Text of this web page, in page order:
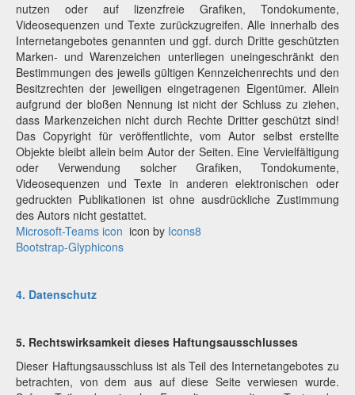
nutzen oder auf lizenzfreie Grafiken, Tondokumente,
Videosequenzen und Texte zurückzugreifen. Alle innerhalb des
Internetangebotes genannten und ggf. durch Dritte geschützten
Marken- und Warenzeichen unterliegen uneingeschränkt den
Bestimmungen des jeweils gültigen Kennzeichenrechts und den
Besitzrechten der jeweiligen eingetragenen Eigentümer. Allein
aufgrund der bloßen Nennung ist nicht der Schluss zu ziehen,
dass Markenzeichen nicht durch Rechte Dritter geschützt sind!
Das Copyright für veröffentlichte, vom Autor selbst erstellte
Objekte bleibt allein beim Autor der Seiten. Eine Vervielfältigung
oder Verwendung solcher Grafiken, Tondokumente,
Videosequenzen und Texte in anderen elektronischen oder
gedruckten Publikationen ist ohne ausdrückliche Zustimmung
des Autors nicht gestattet.
Microsoft-Teams icon icon by Icons8
Bootstrap-Glyphicons
4. Datenschutz
5. Rechtswirksamkeit dieses Haftungsausschlusses
Dieser Haftungsausschluss ist als Teil des Internetangebotes zu
betrachten, von dem aus auf diese Seite verwiesen wurde.